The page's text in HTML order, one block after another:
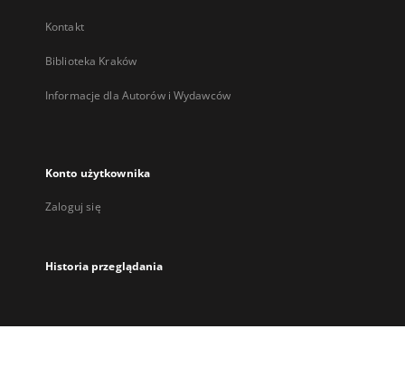
Kontakt
Biblioteka Kraków
Informacje dla Autorów i Wydawców
Konto użytkownika
Zaloguj się
Historia przeglądania